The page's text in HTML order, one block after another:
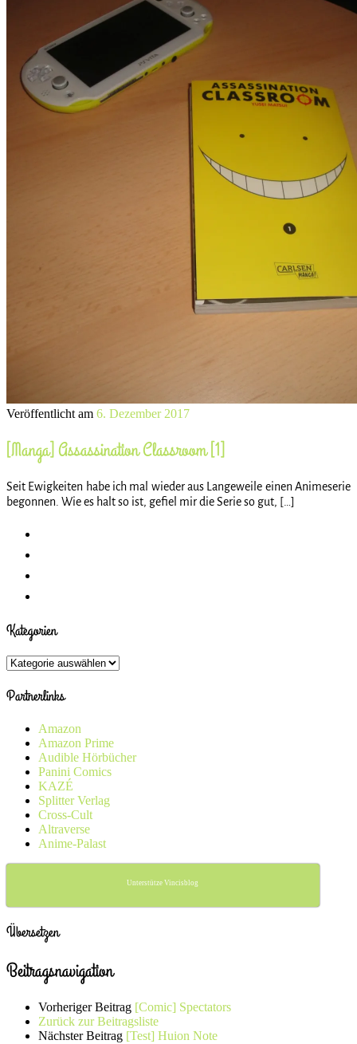
Veröffentlicht am 6. Dezember 2017
[Manga] Assassination Classroom [1]
Seit Ewigkeiten habe ich mal wieder aus Langeweile einen Animeserie
begonnen. Wie es halt so ist, gefiel mir die Serie so gut, […]
Kategorien
Kategorien
Partnerlinks
Amazon
Amazon Prime
Audible Hörbücher
Panini Comics
KAZÉ
Splitter Verlag
Cross-Cult
Altraverse
Anime-Palast
Unterstütze Vincisblog
Übersetzen
Beitragsnavigation
Vorheriger Beitrag [Comic] Spectators
Zurück zur Beitragsliste
Nächster Beitrag [Test] Huion Note